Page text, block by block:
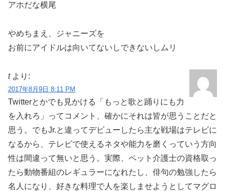
アホだな横尾
やめちまえ、ジャニーズを
お前にアイドルは向いてないしできないしムリ
t より:
2017年8月9日 8:11 PM
Twitterとかでも見かける「もっと歌と踊りにも力
を入れろ」ってコメント、確かにそれは皆が思うことだと
思う。でもJr.と違ってデビューしたら主な戦場はテレビに
なるから、テレビで使えるネタや能力を磨くっていう方向
性は間違って無いと思う。実際、ペット介護士の資格取っ
たら動物番組のレギュラーになれたし、俳句の勉強したら
名人になり、好きな料理で人を楽しませようとしてマグロ